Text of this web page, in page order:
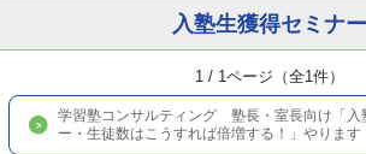
入塾生獲得セミナー
1 / 1ページ（全1件）
学習塾コンサルティング 塾長・室長向け「入
ー・生徒数はこうすれば倍増する！」やります